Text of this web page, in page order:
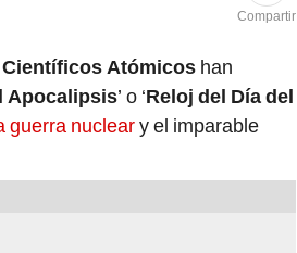
Compartir
Atómicos han
Apocalipsis’ o ‘Reloj del Día del
guerra nucleary el imparable